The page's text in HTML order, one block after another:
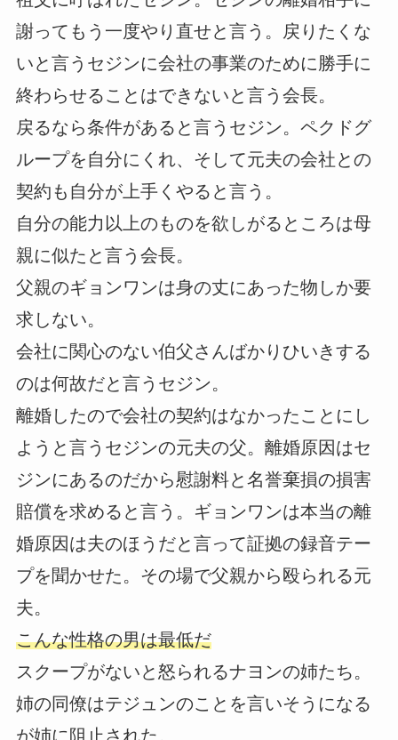
謝ってもう一度やり直せと言う。戻りたくな
いと言うセジンに会社の事業のために勝手に
終わらせることはできないと言う会長。
戻るなら条件があると言うセジン。ペクドグ
ループを自分にくれ、そして元夫の会社との
契約も自分が上手くやると言う。
自分の能力以上のものを欲しがるところは母
親に似たと言う会長。
父親のギョンワンは身の丈にあった物しか要
求しない。
会社に関心のない伯父さんばかりひいきする
のは何故だと言うセジン。
離婚したので会社の契約はなかったことにし
ようと言うセジンの元夫の父。離婚原因はセ
ジンにあるのだから慰謝料と名誉棄損の損害
賠償を求めると言う。ギョンワンは本当の離
婚原因は夫のほうだと言って証拠の録音テー
プを聞かせた。その場で父親から殴られる元
夫。
こんな性格の男は最低だ
スクープがないと怒られるナヨンの姉たち。
姉の同僚はテジュンのことを言いそうになる
が姉に阻止された。